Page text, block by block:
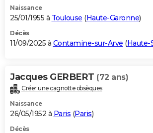
Naissance
25/01/1955 à Toulouse (Haute-Garonne)
Décès
11/09/2025 à Contamine-sur-Arve (Haute-
Jacques GERBERT (72 ans)
Créer une cagnotte obsèques
Naissance
26/05/1952 à Paris (Paris)
Décès